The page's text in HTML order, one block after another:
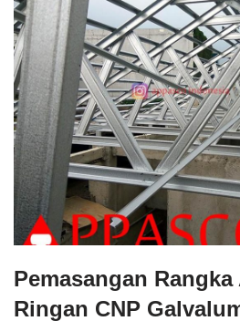
Pemasangan
Ringan CNP